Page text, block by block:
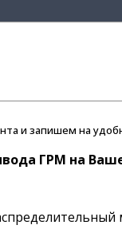
и запишем на
ГРМ на